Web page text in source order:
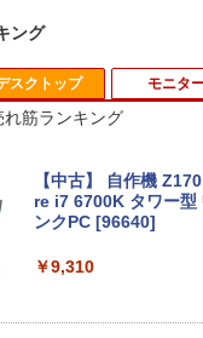
ング
超得1,000円OFF｜
付き｜最新OS対応
保証｜Core i3 第8世
トパソコン 15.6 テン
スクトップ
筋ランキング
【中古】 自作機
re i7 6700K タワー型
ンクPC [96640]
￥9,310
モニタ